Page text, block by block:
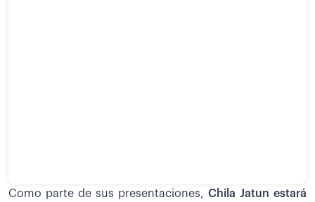
Como parte de sus presentaciones, Chila Jatun estará